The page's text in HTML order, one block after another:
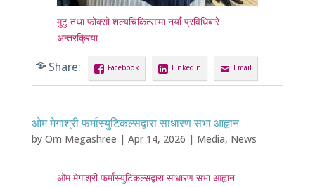
मुटु तथा फोक्सो शल्यचिकित्सामा नयाँ प्रविधिबारे
अन्तरक्रिया
Share: Facebook Linkedin Email
ओम मेगाश्री फर्मास्युटिकल्सद्वारा साधारण सभा आह्वान
by Om Megashree | Apr 14, 2026 | Media, News
ओम मेगाश्री फर्मास्युटिकल्सद्वारा साधारण सभा आह्वान